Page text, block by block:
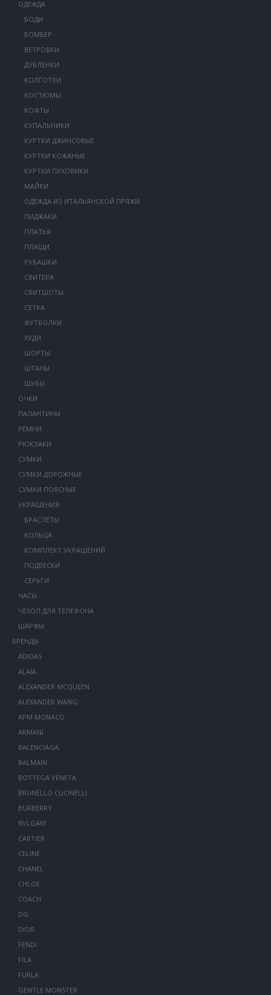
ОДЕЖДА
БОДИ
БОМБЕР
ВЕТРОВКИ
ДУБЛЕНКИ
КОЛГОТКИ
КОСТЮМЫ
КОФТЫ
КУПАЛЬНИКИ
КУРТКИ ДЖИНСОВЫЕ
КУРТКИ КОЖАНЫЕ
КУРТКИ ПУХОВИКИ
МАЙКИ
ОДЕЖДА ИЗ ИТАЛЬЯНСКОЙ ПРЯЖИ
ПИДЖАКИ
ПЛАТЬЯ
ПЛАЩИ
РУБАШКИ
СВИТЕРА
СВИТШОТЫ
СЕТКА
ФУТБОЛКИ
ХУДИ
ШОРТЫ
ШТАНЫ
ШУБЫ
ОЧКИ
ПАЛАНТИНЫ
РЕМНИ
РЮКЗАКИ
СУМКИ
СУМКИ ДОРОЖНЫЕ
СУМКИ ПОЯСНЫЕ
УКРАШЕНИЯ
БРАСЛЕТЫ
КОЛЬЦА
КОМПЛЕКТ УКРАШЕНИЙ
ПОДВЕСКИ
СЕРЬГИ
ЧАСЫ
ЧЕХОЛ ДЛЯ ТЕЛЕФОНА
ШАРФЫ
БРЕНДЫ
ADIDAS
ALAIA
ALEXANDER MCQUEEN
ALEXANDER WANG
APM MONACO
ARMANI
BALENCIAGA
BALMAIN
BOTTEGA VENETA
BRUNELLO CUCINELLI
BURBERRY
BVLGARI
CARTIER
CELINE
CHANEL
CHLOE
COACH
DG
DIOR
FENDI
FILA
FURLA
GENTLE MONSTER